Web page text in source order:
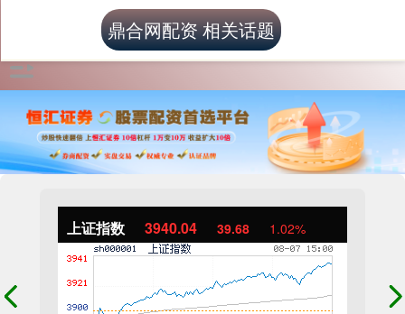
上证指数 3940.04 39.68 1.02%
鼎合网配资 相关话题